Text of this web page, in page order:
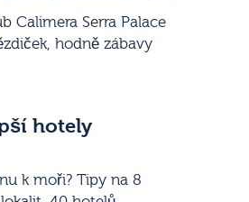
Calimera Serra Palace
hodně zábavy
hotely
k moři? Tipy na 8